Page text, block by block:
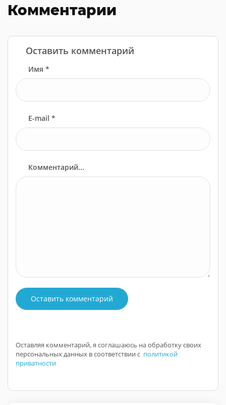
Комментарии
Оставить комментарий
Имя *
E-mail *
Комментарий...
Оставить комментарий
Оставляя комментарий, я соглашаюсь на обработку своих
персональных данных в соответствии с политикой
приватности